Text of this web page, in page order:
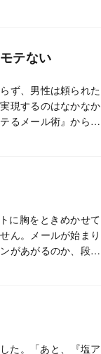
テない
ず、男性は頼られた
現するのはなかなか
るメール術』から、
に胸をときめかせて
ん。メールが始まり
があがるのか、段階
ック方法を紹介しま
た。「あと、『塩ア